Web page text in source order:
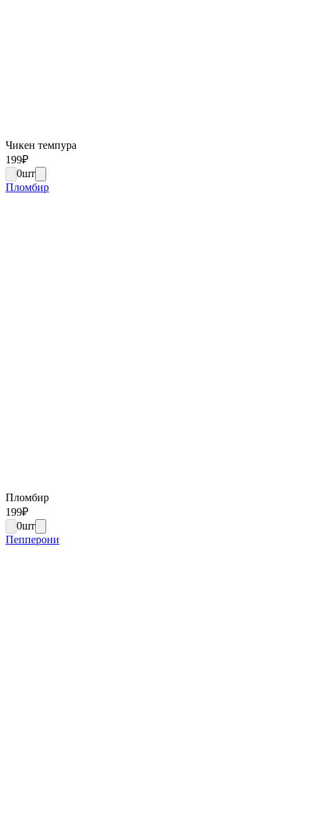
Чикен темпура
199₽
0шт
Пломбир
Пломбир
199₽
0шт
Пепперони